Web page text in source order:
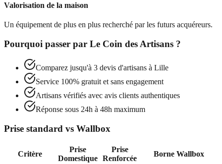
Valorisation de la maison
Un équipement de plus en plus recherché par les futurs acquéreurs.
Pourquoi passer par Le Coin des Artisans ?
Comparez jusqu'à 3 devis d'artisans à Lille
Service 100% gratuit et sans engagement
Artisans vérifiés avec avis clients authentiques
Réponse sous 24h à 48h maximum
Prise standard vs Wallbox
Critère
Prise
Domestique
Prise
Renforcée
Borne Wallbox